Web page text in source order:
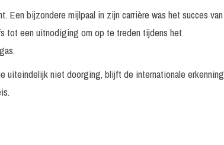
Een bijzondere mijlpaal in zijn carrière was het succes van
tot een uitnodiging om op te treden tijdens het
uiteindelijk niet doorging, blijft de internationale erkenning